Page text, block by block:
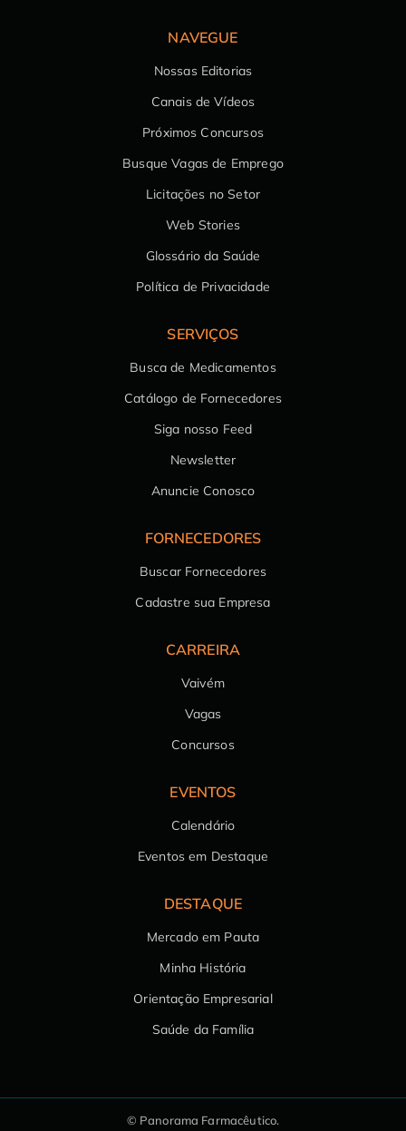
NAVEGUE
Nossas Editorias
Canais de Vídeos
Próximos Concursos
Busque Vagas de Emprego
Licitações no Setor
Web Stories
Glossário da Saúde
Política de Privacidade
SERVIÇOS
Busca de Medicamentos
Catálogo de Fornecedores
Siga nosso Feed
Newsletter
Anuncie Conosco
FORNECEDORES
Buscar Fornecedores
Cadastre sua Empresa
CARREIRA
Vaivém
Vagas
Concursos
EVENTOS
Calendário
Eventos em Destaque
DESTAQUE
Mercado em Pauta
Minha História
Orientação Empresarial
Saúde da Família
© Panorama Farmacêutico.